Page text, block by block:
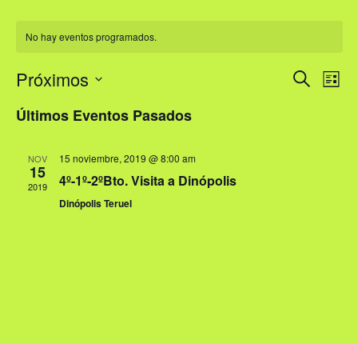
No hay eventos programados.
BuscarLista
Próximos
la
Últimos Eventos Pasados
NOV
15
2019
15 noviembre, 2019 @ 8:00 am
4º-1º-2ºBto. Visita a Dinópolis
Dinópolis Teruel